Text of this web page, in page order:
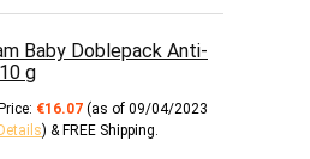
Baby Doblepack Anti-
g
€16.07 (as of 09/04/2023
Details) & FREE Shipping.